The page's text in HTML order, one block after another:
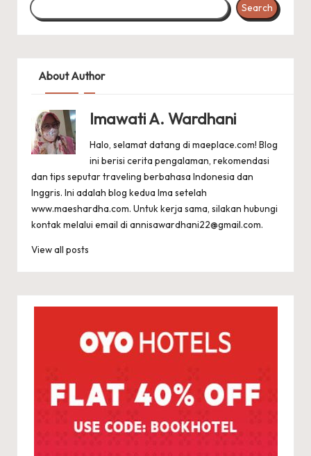
Search
About Author
Imawati A. Wardhani
Halo, selamat datang di maeplace.com! Blog
ini berisi cerita pengalaman, rekomendasi
dan tips seputar traveling berbahasa Indonesia dan
Inggris. Ini adalah blog kedua Ima setelah
www.maeshardha.com. Untuk kerja sama, silakan hubungi
kontak melalui email di annisawardhani22@gmail.com.
View all posts